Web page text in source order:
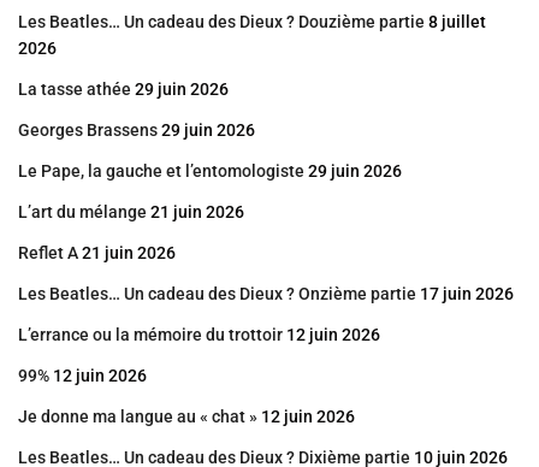
Les Beatles… Un cadeau des Dieux ? Douzième partie 8 juillet
2026
La tasse athée 29 juin 2026
Georges Brassens29 juin 2026
Le Pape, la gauche et l’entomologiste 29 juin 2026
L’art du mélange 21 juin 2026
Reflet A21 juin 2026
Les Beatles… Un cadeau des Dieux ? Onzième partie 17 juin 2026
L’errance ou la mémoire du trottoir 12 juin 2026
99% 12 juin 2026
Je donne ma langue au « chat » 12 juin 2026
Les Beatles… Un cadeau des Dieux ? Dixième partie 10 juin 2026